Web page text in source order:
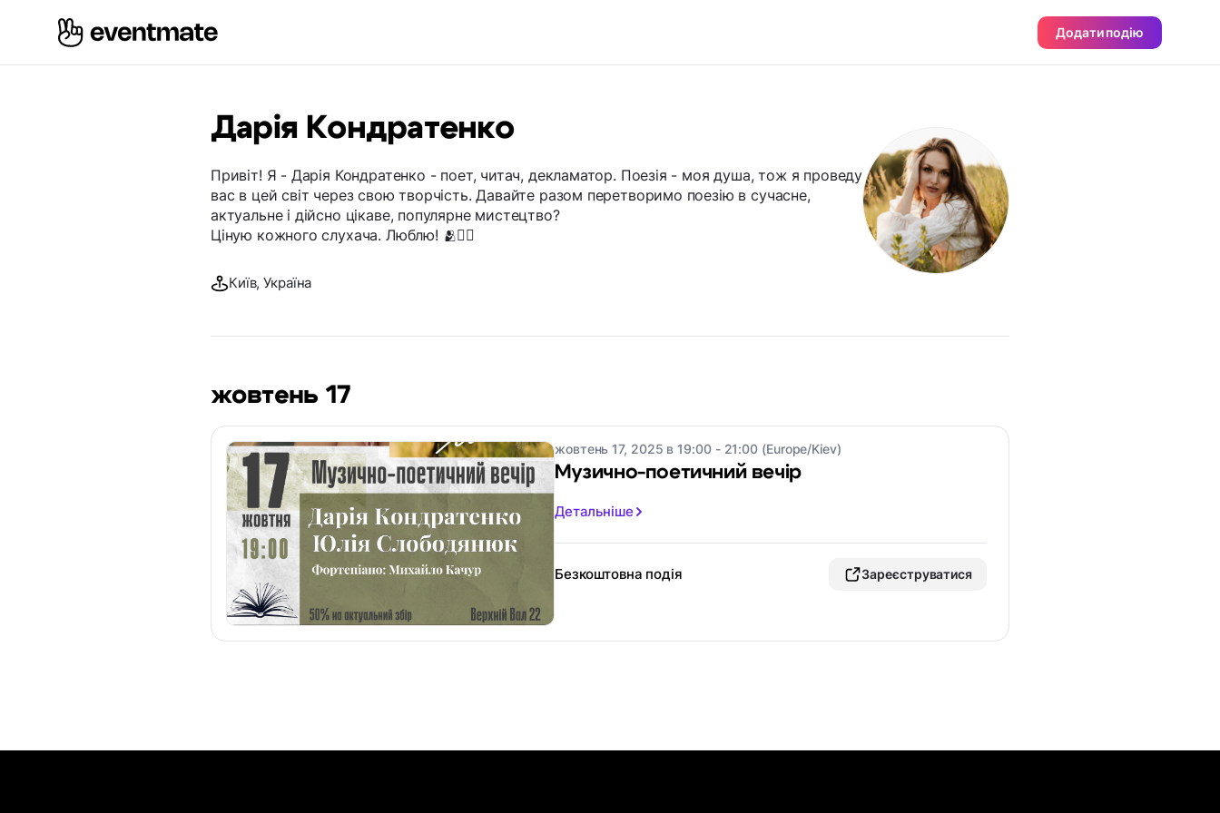
Додати подію
Дарія Кондратенко
Привіт! Я - Дарія Кондратенко - поет, читач, декламатор. Поезія - моя душа, тож я проведу
вас в цей світ через свою творчість. Давайте разом перетворимо поезію в сучасне,
актуальне і дійсно цікаве, популярне мистецтво?
Ціную кожного слухача. Люблю! 🫂❤️‍🔥
Київ, Україна
жовтень 17
жовтень 17, 2025 в 19:00 - 21:00 (Europe/Kiev)
Музично-поетичний вечір
Детальніше
Безкоштовна подія Зареєструватися